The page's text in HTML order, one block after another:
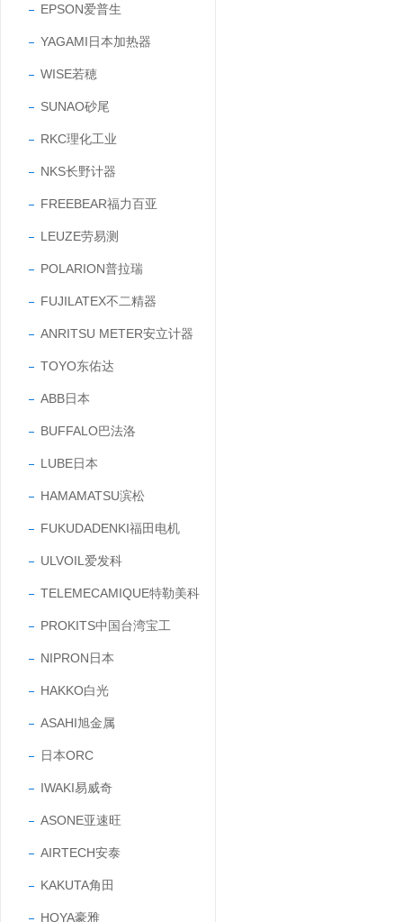
EPSON爱普生
YAGAMI日本加热器
WISE若穂
SUNAO砂尾
RKC理化工业
NKS长野计器
FREEBEAR福力百亚
LEUZE劳易测
POLARION普拉瑞
FUJILATEX不二精器
ANRITSU METER安立计器
TOYO东佑达
ABB日本
BUFFALO巴法洛
LUBE日本
HAMAMATSU滨松
FUKUDADENKI福田电机
ULVOIL爱发科
TELEMECAMIQUE特勒美科
PROKITS中国台湾宝工
NIPRON日本
HAKKO白光
ASAHI旭金属
日本ORC
IWAKI易威奇
ASONE亚速旺
AIRTECH安泰
KAKUTA角田
HOYA豪雅